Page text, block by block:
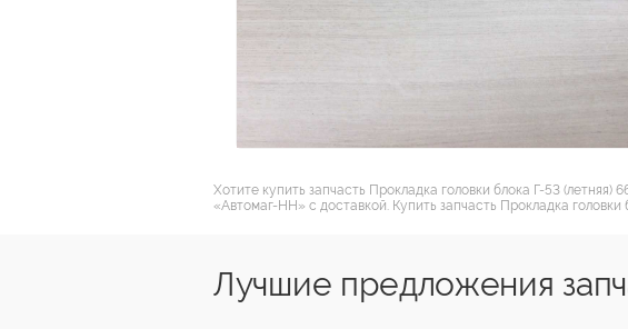
Хотите купить запчасть Прокладка головки блока Г-53
«Автомаг-НН» с доставкой. Купить запчасть Прокладка
Лучшие предложения